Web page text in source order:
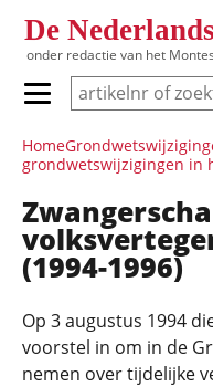
De
onder redactie van het
Primair menu tonen/
Hoofdnavigatie
Home
grondwetswijzigingen in
(1994-1996)
Op 3 augustus 1994
voorstel in om in de
nemen over tijdelijke